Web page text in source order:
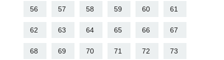
56 57 58 59 60 61
62 63 64 65 66 67
68 69 70 71 72 73